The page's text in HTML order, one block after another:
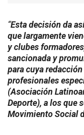
“Esta decisión da
que largamente
y clubes
sancionada y
para cuya
profesionales
(Asociación
Deporte), a los que
Movimiento Social